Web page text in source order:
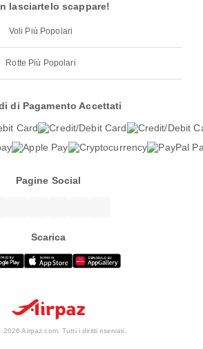
lasciartelo scappare!
Voli Più Popolari
Rotte Più Popolari
di Pagamento Accettati
Pagine Social
Scarica
2026 Airpaz.com. Tutti i diritti riservati.